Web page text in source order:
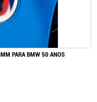
PARA BMW 50 ANOS